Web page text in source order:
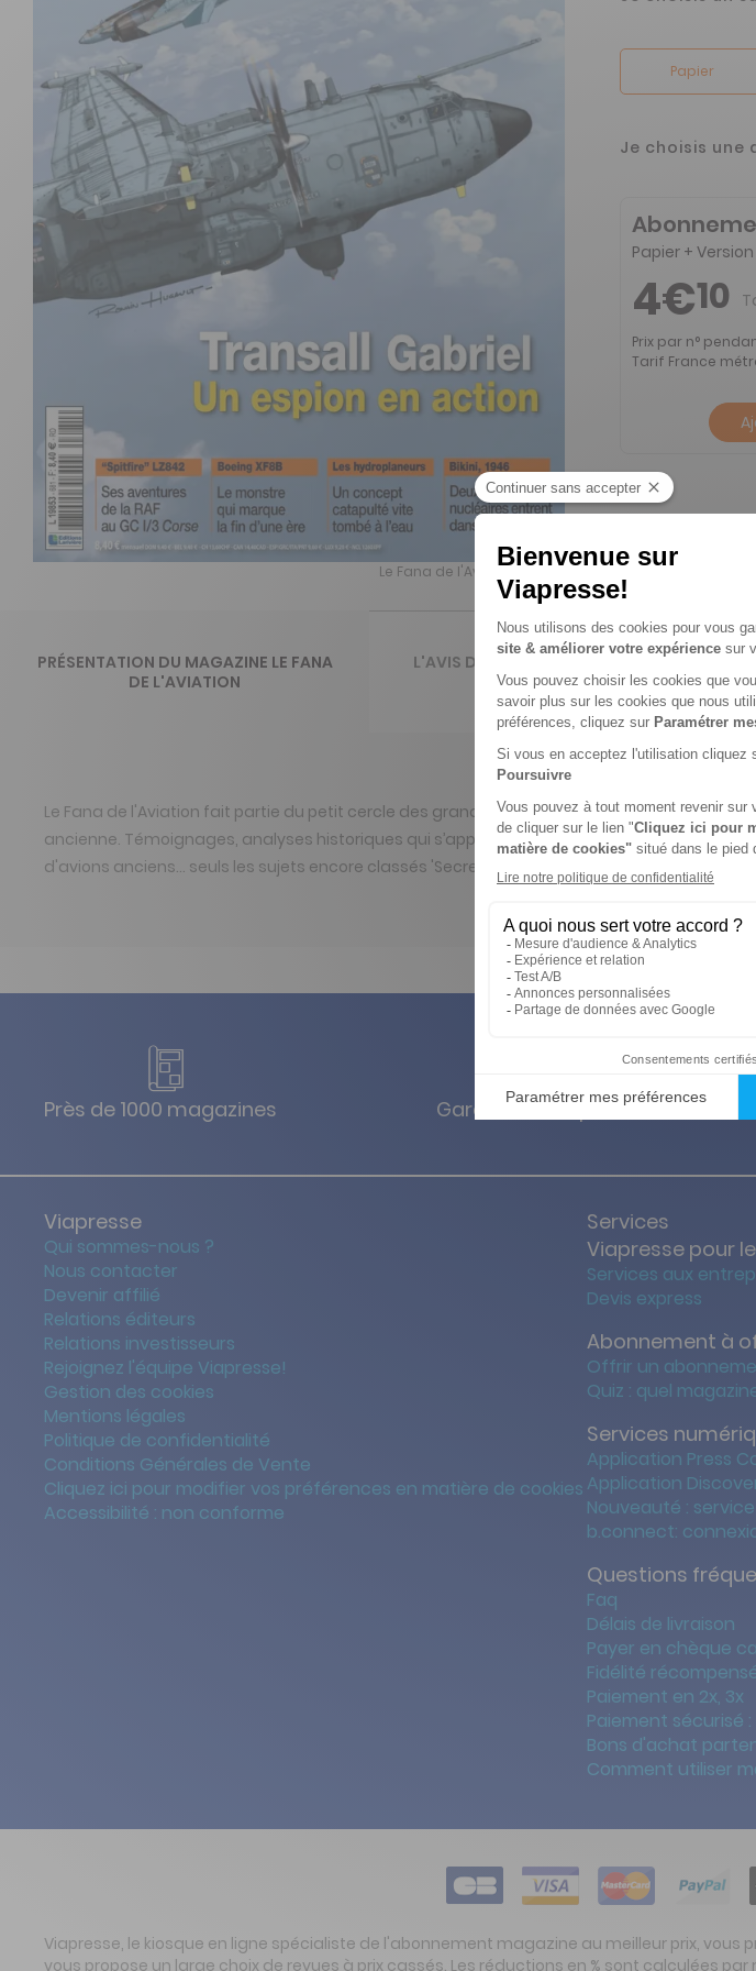
Le Fana de l'Aviation n° 681
Papier
Je choisis une
Papier +
4€10
Prix par n°
Tarif France
PRÉSENTATION DU MAGAZINE LE FANA
DE L'AVIATION
Le Fana de l'Aviation fait partie du petit cercle des grandes revues d'histoire de l'aviation
ancienne. Témoignages, analyses historiques qui s’appuient sur la collaboration des
d'avions anciens… seuls les sujets encore classés 'Secret Defense' ne sont pas traités dans
L'AVIS DE VIAPRESSE SUR LE FANA DE
L'AVIATION
Près de 1000 magazines Garanties des prix les + bas
Viapresse
Qui sommes-nous ?
Nous contacter
Devenir affilié
Relations éditeurs
Relations investisseurs
Rejoignez l'équipe Viapresse!
Gestion des cookies
Mentions légales
Politique de confidentialité
Conditions Générales de Vente
Cliquez ici pour modifier vos préférences en matière de cookies
Accessibilité : non conforme
Services
Viapresse pour
Services aux
Devis express
Abonnement à
Offrir un
Quiz : quel
Services
Application Press
Application
Nouveauté :
b.connect:
Questions
Faq
Délais de livraison
Payer en chèque
Fidélité
Paiement en 2x, 3x
Paiement sécurisé :
Bons d'achat
Comment utiliser
Viapresse, le kiosque en ligne spécialiste de l'abonnement magazine au meilleur prix,
vous propose un large choix de revues à prix cassés. Les réductions en % sont calculées